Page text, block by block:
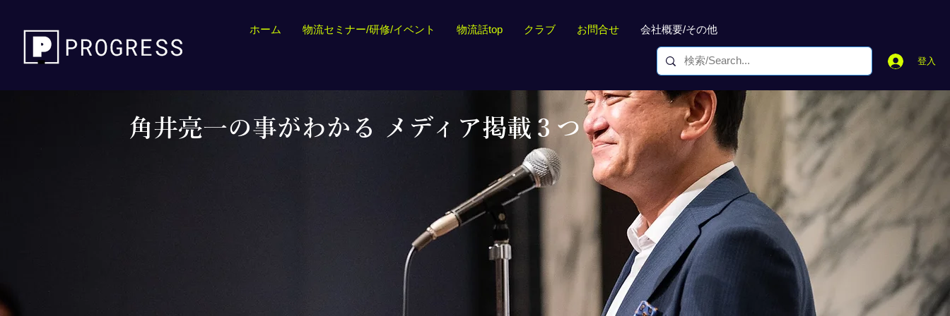
ホーム 物流セミナー/研修/イベント 物流話top クラブ お問合せ 会社概要/その他
登入
角井亮一の事がわかる メディア掲載３つ